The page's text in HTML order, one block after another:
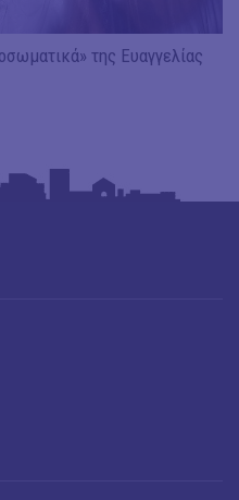
της Ευαγγελίας